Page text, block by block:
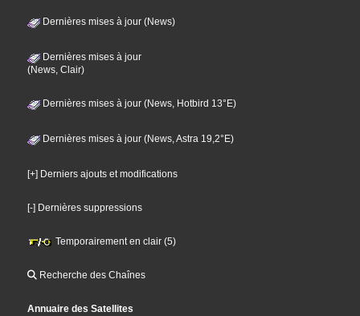
Dernières mises à jour (News)
Dernières mises à jour
(News, Clair)
Dernières mises à jour (News, Hotbird 13°E)
Dernières mises à jour (News, Astra 19,2°E)
[+] Derniers ajouts et modifications
[-] Dernières suppressions
Temporairement en clair (5)
Recherche des Chaînes
Annuaire des Satellites